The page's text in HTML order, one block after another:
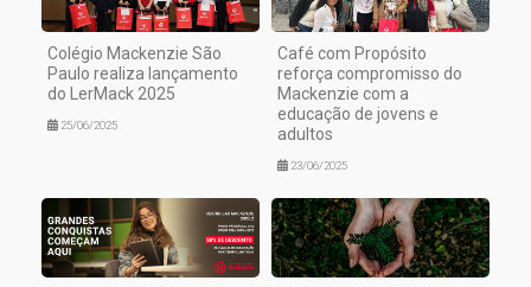
Colégio Mackenzie São
Paulo realiza lançamento
do LerMack 2025
25/06/2025
Café com Propósito
reforça compromisso do
Mackenzie com a
educação de jovens e
adultos
23/06/2025